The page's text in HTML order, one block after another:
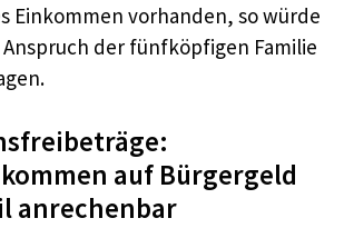
Einkommen vorhanden, so würde
der fünfköpfigen Familie
auf Bürgergeld
anrechenbar